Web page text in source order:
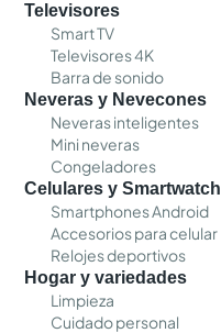
Televisores
Smart TV
Televisores 4K
Barra de sonido
Neveras y Nevecones
Neveras inteligentes
Mini neveras
Congeladores
Celulares y Smartwatch
Smartphones Android
Accesorios para celular
Relojes deportivos
Hogar y variedades
Limpieza
Cuidado personal